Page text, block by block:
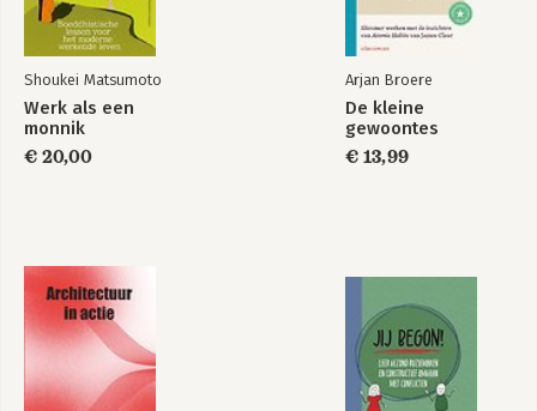
Shoukei Matsumoto
Werk als een
monnik
€ 20,00
Arjan Broere
De kleine
gewoontes
€ 13,99